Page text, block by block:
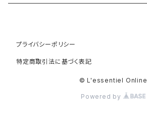
高橋 朋子 Tomoko Saito
竹村 友里 Yuri Takemura
天然素材
プライバシーポリシー
特定商取引法に基づく表記
© L'essentiel Online
Powered by